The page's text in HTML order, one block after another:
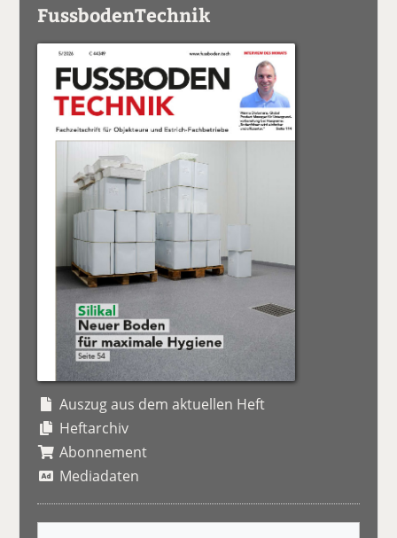
FussbodenTechnik
Auszug aus dem aktuellen Heft
Heftarchiv
Abonnement
Mediadaten